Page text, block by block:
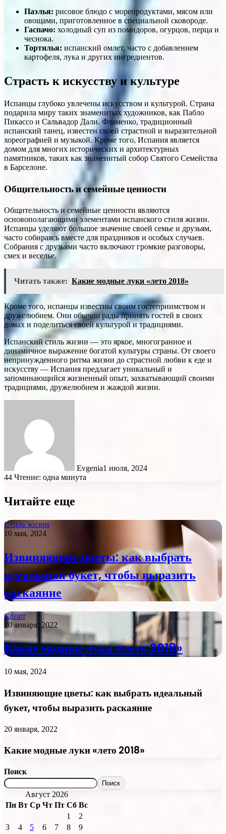
Паэлья: рисовое блюдо с морепродуктами, мясом или
овощами, приготовленное в специальной сковороде.
Гаспачо: холодный суп из помидоров, огурцов, перца и
чеснока.
Тортилья: испанский омлет, часто с добавлением
картофеля, лука и других ингредиентов.
Страсть к искусству и культуре
Испанцы глубоко увлечены искусством и культурой. Страна
подарила миру таких знаменитых художников, как Пабло
Пикассо и Сальвадор Дали. Фламенко, традиционный
испанский танец, известен своей страстной и выразительной
хореографией и музыкой. Кроме того, Испания является
домом для многих исторических и архитектурных
памятников, таких как знаменитый собор Святого Семейства
в Барселоне.
Общительность и семейные ценности
Общительность и семейные ценности являются
основополагающими элементами испанского стиля жизни.
Испанцы уделяют большое значение своей семье и друзьям,
часто собираясь вместе для праздников и особых случаев.
Собрания с друзьями часто включают громкие разговоры,
смех и веселье.
Читать также: Какие модные луки «лето 2018»
Кроме того, испанцы известны своим гостеприимством и
дружелюбием. Они обычно рады принять гостей в своих
домах и поделиться своей культурой и традициями.
Испанский стиль жизни — это яркое, многогранное и
динамичное выражение богатой культуры страны. От своего
непринужденного ритма жизни до страстной любви к еде и
искусству — Испания предлагает уникальный и
запоминающийся жизненный опыт, захватывающий своими
традициями, дружелюбием и жаждой жизни.
Evgenia1 июля, 2024
44 Чтение: одна минута
Читайте еще
Стиль жизни
10 мая, 2024
Извиняющие цветы: как выбрать
идеальный букет, чтобы выразить
раскаяние
Спорт
20 января, 2022
Какие модные луки «лето 2018»
10 мая, 2024
Извиняющие цветы: как выбрать идеальный
букет, чтобы выразить раскаяние
20 января, 2022
Какие модные луки «лето 2018»
Поиск
Поиск
Август 2026
Пн Вт Ср Чт Пт Сб Вс
1
2
3
4 5 6 7 8
9